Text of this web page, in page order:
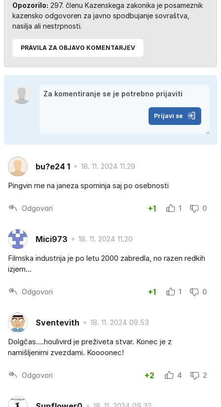
Opozorilo: 297. členu Kazenskega zakonika je posameznik
kazensko odgovoren za javno spodbujanje sovraštva,
nasilja ali nestrpnosti.
PRAVILA ZA OBJAVO KOMENTARJEV
Prijavi se
bu?e24 1 18. 11. 2024 11.29
Pingvin me na janeza spominja saj po osebnosti
Odgovori +1 1 0
Mici973 18. 11. 2024 11.20
Filmska industrija je po letu 2000 zabredla, no razen redkih
izjem...
Odgovori +1 1 0
Sventevith 18. 11. 2024 09.53
Dolgčas....houlivird je preživeta stvar. Konec je z
namišljenimi zvezdami. Koooonec!
Odgovori +2 4 2